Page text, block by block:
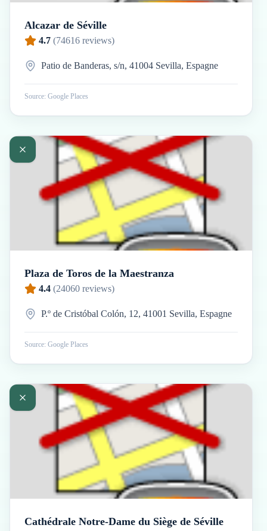
Alcazar de Séville
4.7 (74616 reviews)
Patio de Banderas, s/n, 41004 Sevilla, Espagne
Source: Google Places
Plaza de Toros de la Maestranza
4.4 (24060 reviews)
P.º de Cristóbal Colón, 12, 41001 Sevilla, Espagne
Source: Google Places
Cathédrale Notre-Dame du Siège de Séville